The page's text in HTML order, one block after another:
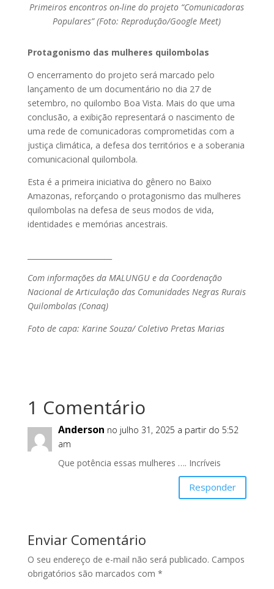
Primeiros encontros on-line do projeto “Comunicadoras
Populares” (Foto: Reprodução/Google Meet)
Protagonismo das mulheres quilombolas
O encerramento do projeto será marcado pelo
lançamento de um documentário no dia 27 de
setembro, no quilombo Boa Vista. Mais do que uma
conclusão, a exibição representará o nascimento de
uma rede de comunicadoras comprometidas com a
justiça climática, a defesa dos territórios e a soberania
comunicacional quilombola.
Esta é a primeira iniciativa do gênero no Baixo
Amazonas, reforçando o protagonismo das mulheres
quilombolas na defesa de seus modos de vida,
identidades e memórias ancestrais.
Com informações da MALUNGU e da Coordenação
Nacional de Articulação das Comunidades Negras Rurais
Quilombolas (Conaq)
Foto de capa: Karine Souza/ Coletivo Pretas Marias
1 Comentário
Anderson no julho 31, 2025 a partir do 5:52
am
Que potência essas mulheres …. Incríveis
Responder
Enviar Comentário
O seu endereço de e-mail não será publicado. Campos
obrigatórios são marcados com *